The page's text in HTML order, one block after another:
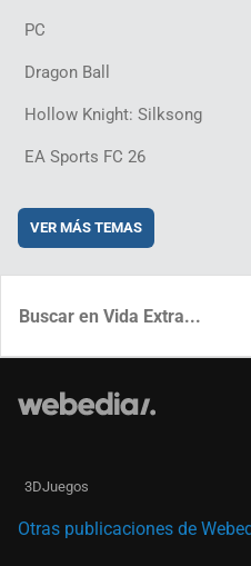
PC
Dragon Ball
Hollow Knight: Silksong
EA Sports FC 26
VER MÁS TEMAS
3DJuegos
Otras publicaciones de